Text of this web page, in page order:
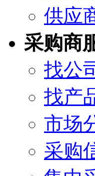
供应
采购商
找公
找产
市场
采购